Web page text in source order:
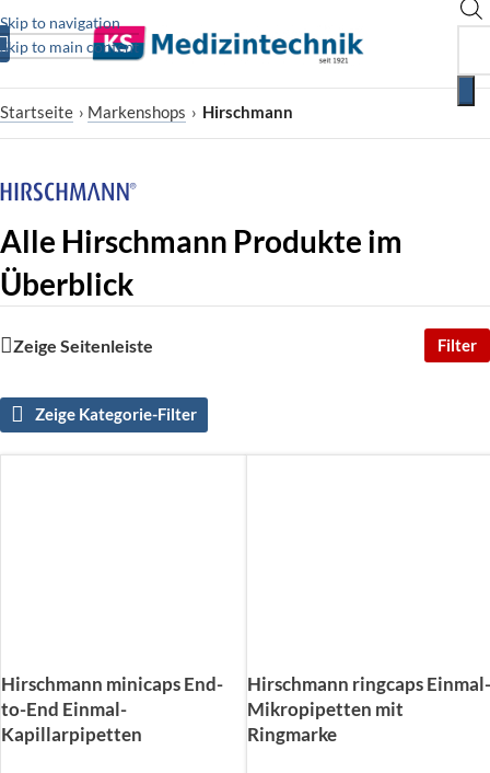
Skip to navigation
Skip to main content
Startseite › Markenshops › Hirschmann
Alle Hirschmann Produkte im
Überblick
Zeige Seitenleiste Filter
Zeige Kategorie-Filter
Hirschmann minicaps End-
to-End Einmal-
Kapillarpipetten
Hirschmann ringcaps Einmal-
Mikropipetten mit
Ringmarke